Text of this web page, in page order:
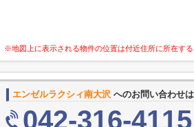
※地図上に表示される物件の位置は付近住所に所在す
エンゼルラクシィ南大沢 へのお問い合わせは
042-316-4115